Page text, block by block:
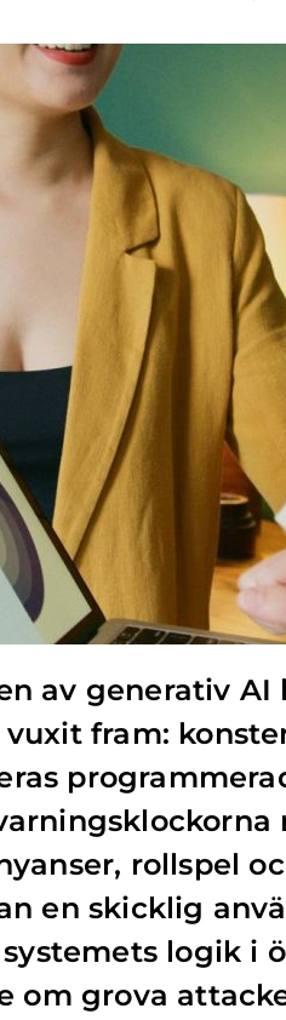
av generativ AI
fram:
rollspel
en skicklig
logik i
om grova